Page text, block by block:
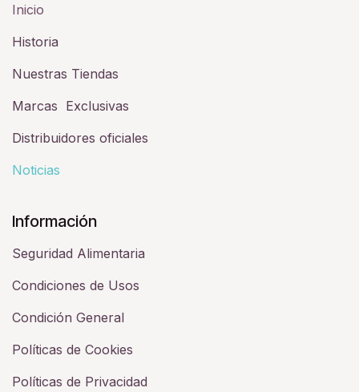
Inicio
Historia​
Nuestras Tiendas
Marcas Exclusivas
Distribuidores oficiales
Noticias
Información
Seguridad Alimentaria
Condiciones de Usos
Condición General
Políticas de Cookies
Políticas de Privacidad